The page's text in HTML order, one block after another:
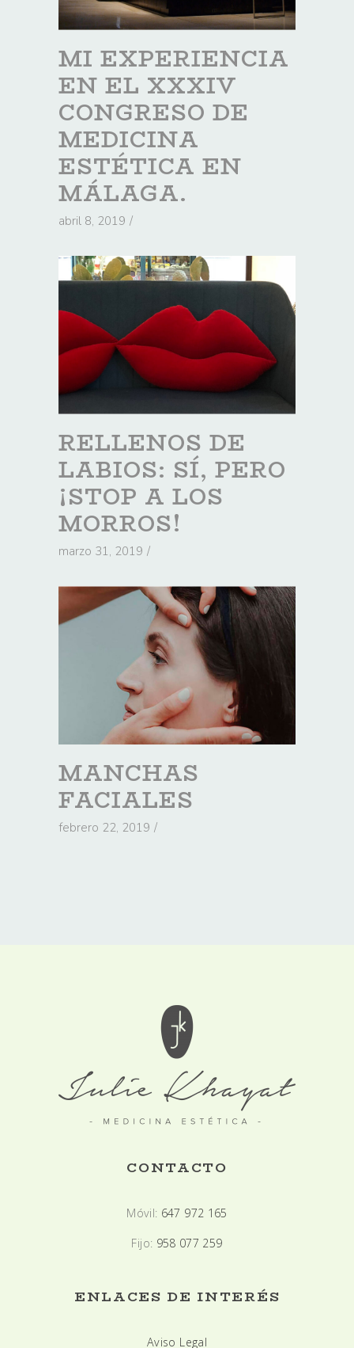
MI EXPERIENCIA
EN EL XXXIV
CONGRESO DE
MEDICINA
ESTÉTICA EN
MÁLAGA.
abril 8, 2019
RELLENOS DE
LABIOS: SÍ, PERO
¡STOP A LOS
MORROS!
marzo 31, 2019
MANCHAS
FACIALES
febrero 22, 2019
CONTACTO
Móvil: 647 972 165
Fijo: 958 077 259
ENLACES DE INTERÉS
Aviso Legal